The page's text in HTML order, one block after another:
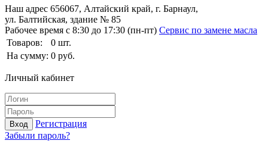
Наш адрес 656067, Алтайский край, г. Барнаул,
ул. Балтийская, здание № 85
Рабочее время с 8:30 до 17:30 (пн-пт) Сервис по замене масла
Товаров:
0 шт.
На сумму: 0 руб.
Личный кабинет
Вход
Регистрация
Забыли пароль?